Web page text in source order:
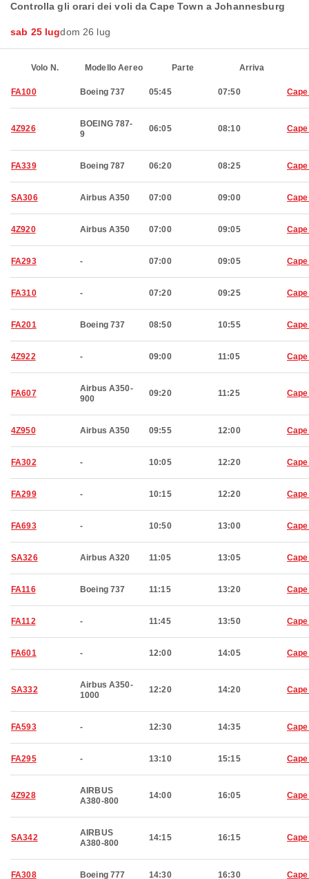
Controlla gli orari dei voli da Cape Town a Johannesburg
sab 25 lugdom 26 lug
Volo N. Modello Aereo Parte Arriva
FA100 Boeing 737 05:45 07:50
4Z926
BOEING 787-
9
06:05 08:10
FA339 Boeing 787 06:20 08:25
SA306 Airbus A350 07:00 09:00
4Z920 Airbus A350 07:00 09:05
FA293 - 07:00 09:05
FA310 - 07:20 09:25
FA201 Boeing 737 08:50 10:55
4Z922 - 09:00 11:05
FA607
Airbus A350-
900
09:20 11:25
4Z950 Airbus A350 09:55 12:00
FA302 - 10:05 12:20
FA299 - 10:15 12:20
FA693 - 10:50 13:00
SA326 Airbus A320 11:05 13:05
FA116 Boeing 737 11:15 13:20
FA112 - 11:45 13:50
FA601 - 12:00 14:05
SA332
Airbus A350-
1000
12:20 14:20
FA593 - 12:30 14:35
FA295 - 13:10 15:15
4Z928
AIRBUS
A380-800
14:00 16:05
SA342
AIRBUS
A380-800
14:15 16:15
FA308 Boeing 777 14:30 16:30